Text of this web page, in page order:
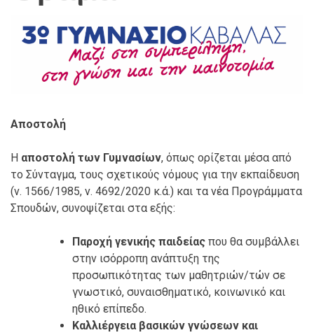
Αποστολή
Η αποστολή των Γυμνασίων, όπως ορίζεται μέσα από
το Σύνταγμα, τους σχετικούς νόμους για την εκπαίδευση
(ν. 1566/1985, ν. 4692/2020 κ.ά.) και τα νέα Προγράμματα
Σπουδών, συνοψίζεται στα εξής:
Παροχή γενικής παιδείας που θα συμβάλλει
στην ισόρροπη ανάπτυξη της
προσωπικότητας των μαθητριών/τών σε
γνωστικό, συναισθηματικό, κοινωνικό και
ηθικό επίπεδο.
Καλλιέργεια βασικών γνώσεων και